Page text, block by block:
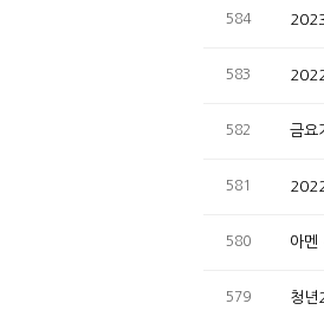
584
583
582 금요
581
580 아멘
579 청년